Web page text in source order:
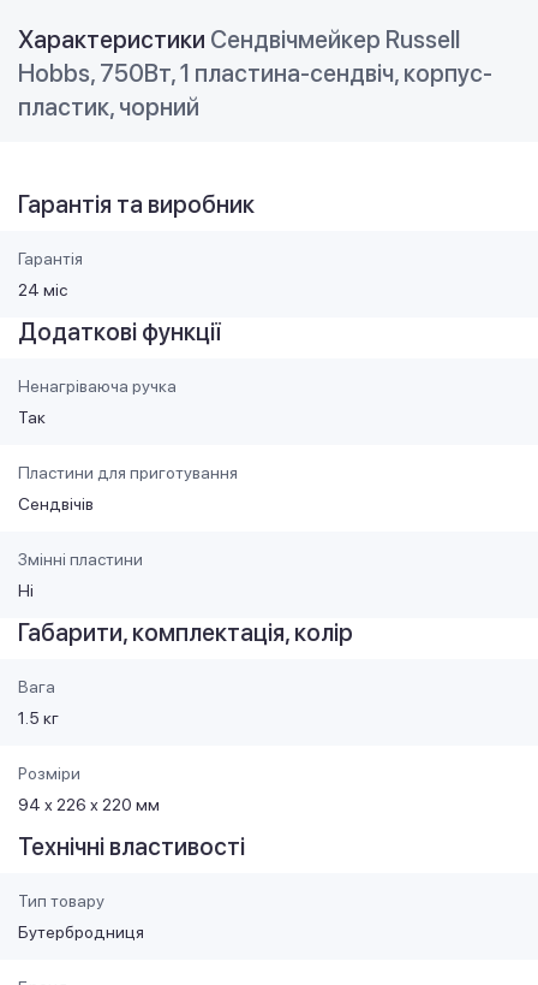
Характеристики Сендвічмейкер Russell
Hobbs, 750Вт, 1 пластина-сендвіч, корпус-
пластик, чорний
Гарантія та виробник
Гарантія
24 міс
Додаткові функції
Ненагріваюча ручка
Так
Пластини для приготування
Сендвічів
Змінні пластини
Ні
Габарити, комплектація, колір
Вага
1.5 кг
Розміри
94 х 226 х 220 мм
Технічні властивості
Тип товару
Бутербродниця